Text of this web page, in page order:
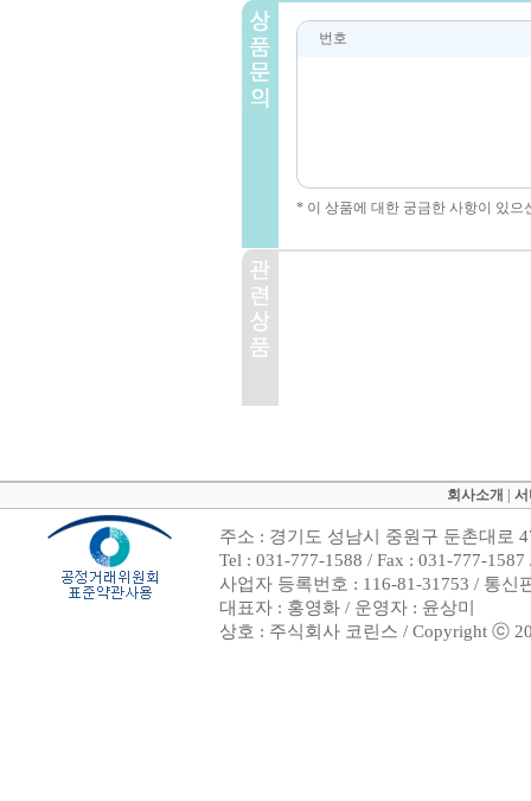
번호
* 이 상품에 대한 궁금한 사항이 있
회사소개
주소 : 경기도 성남시 중원구 둔촌대로
Tel : 031-777-1588 / Fax : 031-777-
사업자 등록번호 : 116-81-31753 / 통신
대표자 : 홍영화 / 운영자 : 윤상미
상호 : 주식회사 코린스 / Copyright ⓒ